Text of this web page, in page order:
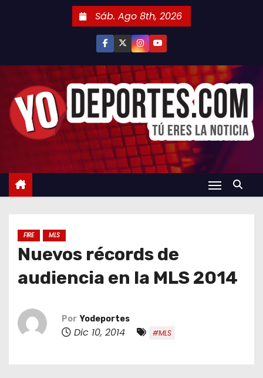
n
Sáb. Ago 8th, 2026
FIRE MLS
Nuevos récords de
audiencia en la MLS 2014
Por Yodeportes
Dic 10, 2014 #MLS